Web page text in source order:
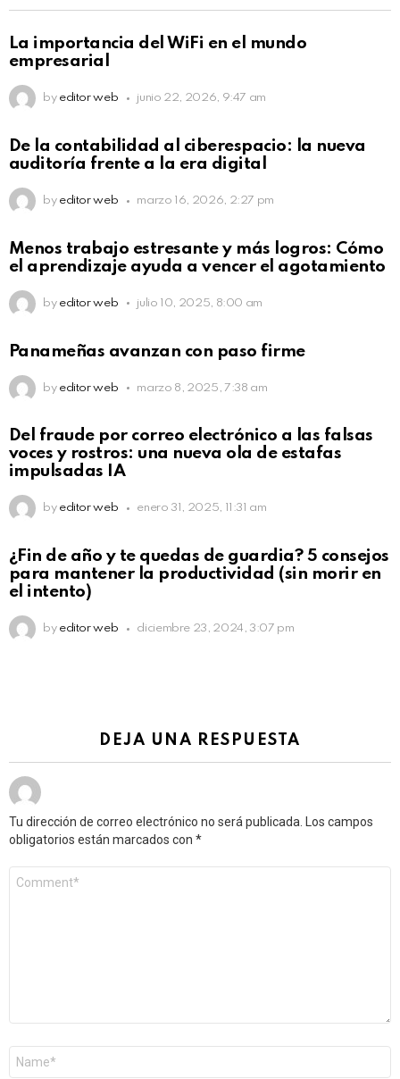
La importancia del WiFi en el mundo
empresarial
by editor web junio 22, 2026, 9:47 am
De la contabilidad al ciberespacio: la nueva
auditoría frente a la era digital
by editor web marzo 16, 2026, 2:27 pm
Menos trabajo estresante y más logros: Cómo
el aprendizaje ayuda a vencer el agotamiento
by editor web julio 10, 2025, 8:00 am
Panameñas avanzan con paso firme
by editor web marzo 8, 2025, 7:38 am
Del fraude por correo electrónico a las falsas
voces y rostros: una nueva ola de estafas
impulsadas IA
by editor web enero 31, 2025, 11:31 am
¿Fin de año y te quedas de guardia? 5 consejos
para mantener la productividad (sin morir en
el intento)
by editor web diciembre 23, 2024, 3:07 pm
DEJA UNA RESPUESTA
Tu dirección de correo electrónico no será publicada.
Los campos
obligatorios están marcados con *